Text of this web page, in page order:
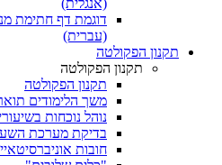
(אנגלית)
דוגמת דף חתימת
(עברית)
תקנון הפקולטה
תקנון הפקולטה
תקנון הפקולטה
משך הלימודים
נוהל נוכחות
בדיקת מערכת
חובות